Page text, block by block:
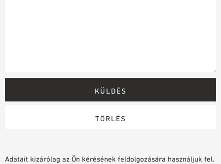
Adatait kizárólag az Ön kérésének feldolgozására használjuk fel.